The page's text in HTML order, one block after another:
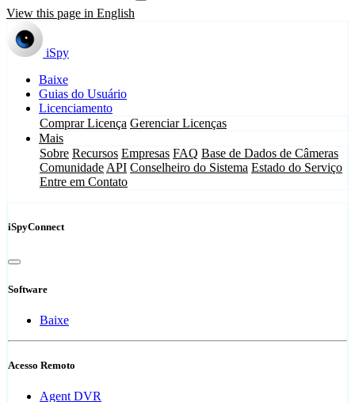
View this page in English
iSpy
Baixe
Guias do Usuário
Licenciamento
Comprar Licença Gerenciar Licenças
Mais
Sobre Recursos Empresas FAQ Base de Dados de Câmeras
Comunidade API Conselheiro do Sistema Estado do Serviço
Entre em Contato
iSpyConnect
Software
Baixe
Acesso Remoto
Agent DVR